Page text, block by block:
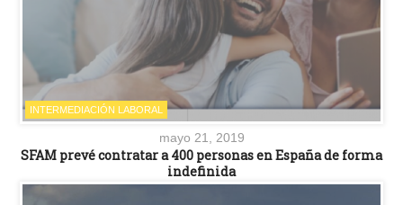
INTERMEDIACIÓN LABORAL
mayo 21, 2019
SFAM prevé contratar a 400 personas en España de forma
indefinida